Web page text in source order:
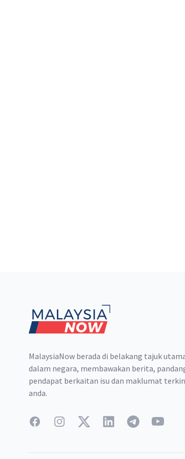
MalaysiaNow berada di belakang tajuk
dalam negara, membawakan berita,
pendapat berkaitan isu dan maklumat
anda.
FacebookInstagramTwitterLinkedInTelegramYouTube